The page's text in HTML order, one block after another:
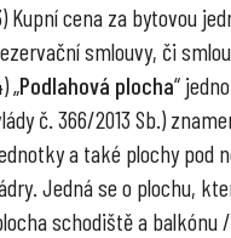
Kupní cena za bytovou
smlouvy, či
„Podlahová plocha“
č. 366/2013 Sb.)
a také plochy pod
Jedná se o plochu,
schodiště a balkónu